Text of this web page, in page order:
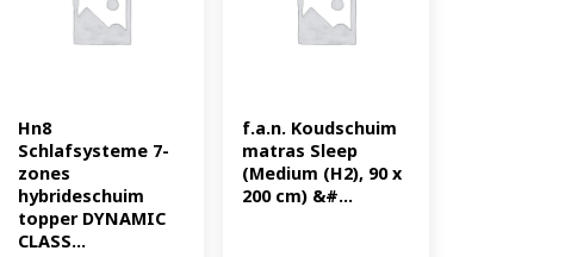
Hn8
Schlafsysteme 7-
zones
hybrideschuim
topper DYNAMIC
CLASS...
f.a.n. Koudschuim
matras Sleep
(Medium (H2), 90 x
200 cm) &#...